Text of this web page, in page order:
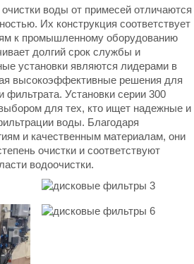
воды от примесей отличаются
Их конструкция соответствует
к промышленному оборудованию
долгий срок службы и
установки являются лидерами в
высокоэффективные решения для
фильтрата. Установки серии 300
для тех, кто ищет надежные и
воды. Благодаря
и качественным материалам, они
очистки и соответствуют
водоочистки.